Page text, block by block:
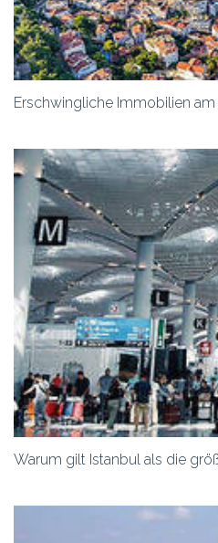
Erschwingliche Immobilien am
Warum gilt Istanbul als die